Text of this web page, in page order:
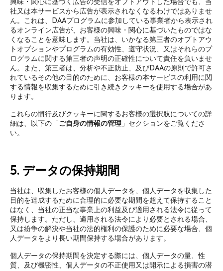
興味・関心に基づく広告の受信をオプトアウトした場合でも、当
社又は本サービスから広告が表示されなくなるわけではありませ
ん。これは、DAAプログラムに参加している事業者から表示され
るオンライン広告が、お客様の興味・関心に基づいたものではな
くなることを意味します。当社は、いかなる第三者のオプトアウ
トオプションやプログラムの有効性、遵守状況、又はそれらのプ
ログラムに関する第三者の声明の正確性について責任を負いませ
ん。また、第三者は、分析や不正防止、及びDAAの原則で許可さ
れているその他の目的のために、お客様の本サービスの利用に関
する情報を収集するために引き続きクッキーを使用する場合があ
ります。
これらの慣行及びクッキーに関するお客様の選択肢についての詳
細は、以下の「 ご自身の情報の管理 」セクションをご覧くださ
い。
5. データの保持期間
当社は、収集したお客様の個人データを、個人データを収集した
目的を達成するために合理的に必要な期間を超えて保持すること
はなく、当社の正当な事業上の利益及び適用される法令に従って
保持します。ただし、適用される法令により必要とされる場合、
又は紛争の解決や当社の法的権利の保護のために必要な場合、個
人データをより長い期間保持する場合があります。
個人データの保持期間を決定する際には、個人データの量、性
質、及び機密性、個人データの不正使用又は開示による損害の潜